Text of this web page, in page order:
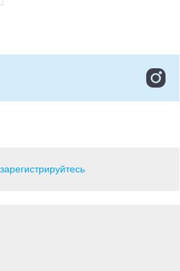
зарегистрируйтесь